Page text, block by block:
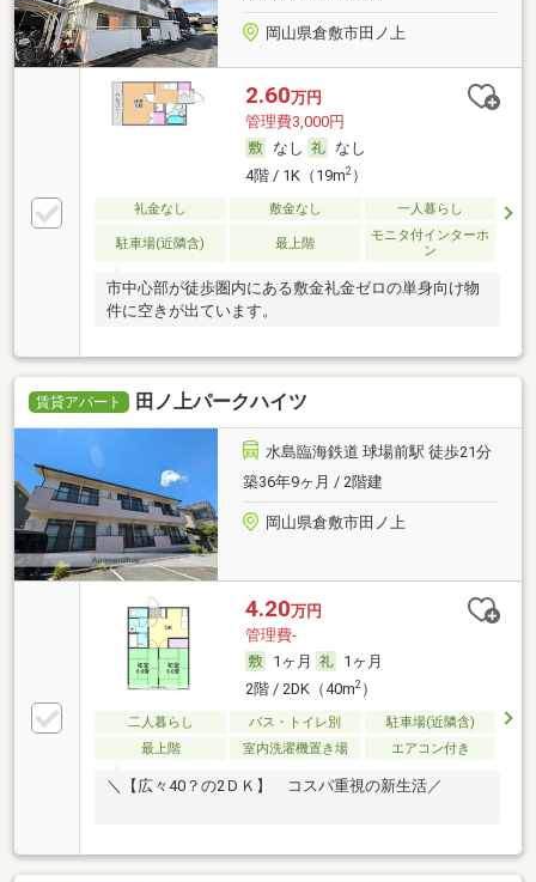
岡山県倉敷市田ノ上
2.60万円
管理費3,000円
なし
なし
4階 / 1K（19m2）
礼金なし 敷金なし 一人暮らし
駐車場(近隣含) 最上階
モニタ付インターホ
ン
市中心部が徒歩圏内にある敷金礼金ゼロの単身向け物
件に空きが出ています。
賃貸アパート 田ノ上パークハイツ
水島臨海鉄道 球場前駅 徒歩21分
築36年9ヶ月 / 2階建
岡山県倉敷市田ノ上
4.20万円
管理費-
1ヶ月
1ヶ月
2階 / 2DK（40m2）
二人暮らし バス・トイレ別
駐車場(近隣含)
最上階
室内洗濯機置き場 エアコン付き
＼【広々40？の2ＤＫ】 コスパ重視の新生活／